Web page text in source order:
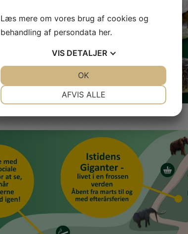
Læs mere om vores brug af cookies og
behandling af persondata her.
VIS DETALJER
MARKETING STATISTIK
AFVIS ALLE
OK